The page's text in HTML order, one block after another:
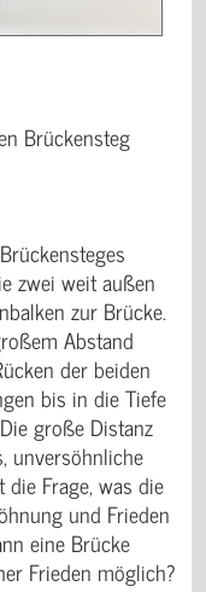
Brückensteg
zwei weit außen
zur Brücke.
Abstand
der beiden
bis in die Tiefe
große Distanz
unversöhnliche
Frage, was die
und Frieden
eine Brücke
Frieden möglich?